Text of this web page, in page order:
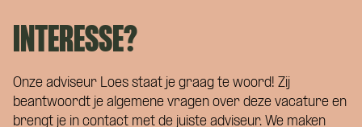
INTERESSE?
Onze adviseur Loes staat je graag te woord! Zij
beantwoordt je algemene vragen over deze vacature en
brengt je in contact met de juiste adviseur. We maken